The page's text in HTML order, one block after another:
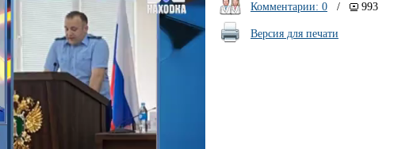
Комментарии: 0 / 993
Версия для печати